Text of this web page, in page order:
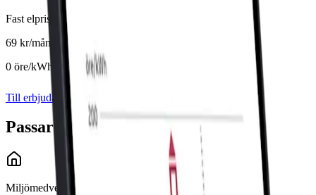
Fast elpris
69 kr/mån
0 öre/kWh
· 12 12 mån
Till erbjudande
Passar bäst för
Miljömedvetna